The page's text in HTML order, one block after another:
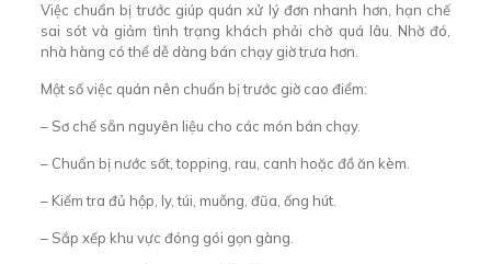
Việc chuẩn bị trước giúp quán xử lý đơn nhanh hơn, hạn chế
sai sót và giảm tình trạng khách phải chờ quá lâu. Nhờ đó,
nhà hàng có thể dễ dàng bán chạy giờ trưa hơn.
Một số việc quán nên chuẩn bị trước giờ cao điểm:
– Sơ chế sẵn nguyên liệu cho các món bán chạy.
– Chuẩn bị nước sốt, topping, rau, canh hoặc đồ ăn kèm.
– Kiểm tra đủ hộp, ly, túi, muỗng, đũa, ống hút.
– Sắp xếp khu vực đóng gói gọn gàng.